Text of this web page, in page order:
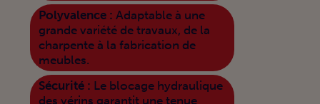
Polyvalence : Adaptable à une
grande variété de travaux, de la
charpente à la fabrication de
meubles.
Sécurité : Le blocage hydraulique
des vérins garantit une tenue